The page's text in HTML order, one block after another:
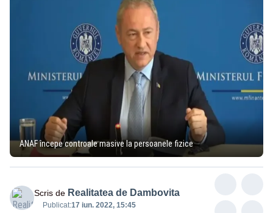
ANAF începe controale masive la persoanele fizice
Scris de Realitatea de Dambovita
Publicat:17 iun. 2022, 15:45